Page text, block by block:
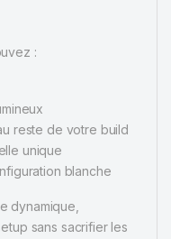
:
reste de votre build
unique
blanche
dynamique,
sans sacrifier les